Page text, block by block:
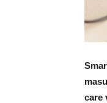
care